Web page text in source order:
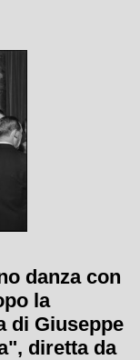
con la
Scala
danza con
la
di Giuseppe
diretta da